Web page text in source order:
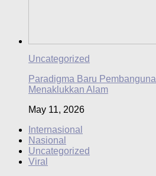
Uncategorized
Paradigma Baru
Menaklukkan Alam
May 11, 2026
Internasional
Nasional
Uncategorized
Viral